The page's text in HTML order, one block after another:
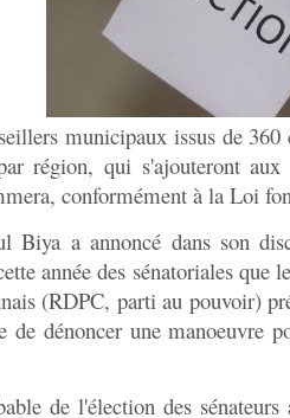
municipaux issus de
région, qui s'ajouteront
conformément à la Loi
Biya a annoncé dans son
année des sénatoriales que
(RDPC, parti au pouvoir)
de dénoncer une manoeuvre
de l'élection des